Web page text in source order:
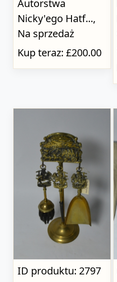
Autorstwa
Nicky'ego Hatf...,
Na sprzedaż
Kup teraz: £200.00
ID produktu: 2797